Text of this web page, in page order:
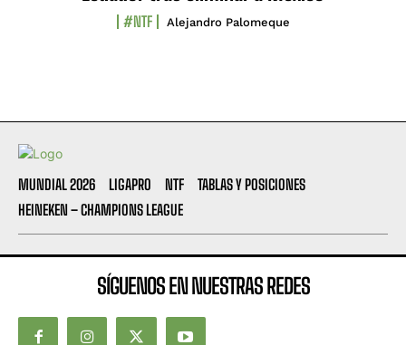
#NTF Alejandro Palomeque
MUNDIAL 2026 LIGAPRO NTF
TABLAS Y POSICIONES
HEINEKEN – CHAMPIONS LEAGUE
SÍGUENOS EN NUESTRAS REDES